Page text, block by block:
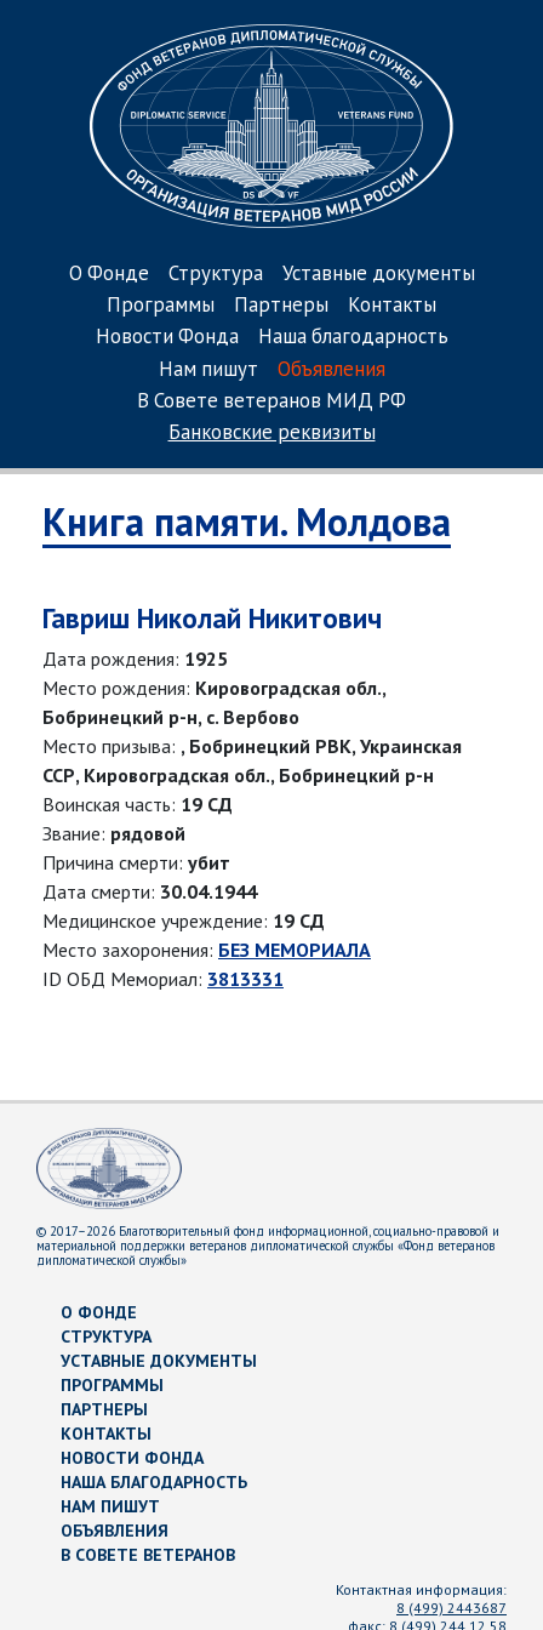
О Фонде Структура
Уставные документы
Программы
Партнеры
Контакты
Новости Фонда
Наша благодарность
Нам пишут
Объявления
В Совете ветеранов МИД РФ
Банковские реквизиты
Книга памяти. Молдова
Гавриш Николай Никитович
Дата рождения: 1925
Место рождения: Кировоградская обл.,
Бобринецкий р-н, с. Вербово
Место призыва: , Бобринецкий РВК, Украинская
ССР, Кировоградская обл., Бобринецкий р-н
Воинская часть: 19 СД
Звание: рядовой
Причина смерти: убит
Дата смерти: 30.04.1944
Медицинское учреждение: 19 СД
Место захоронения: БЕЗ МЕМОРИАЛА
ID ОБД Мемориал: 3813331
© 2017–2026 Благотворительный фонд информационной, социально-правовой и
материальной поддержки ветеранов дипломатической службы «Фонд ветеранов
дипломатической службы»
О ФОНДЕ
СТРУКТУРА
УСТАВНЫЕ ДОКУМЕНТЫ
ПРОГРАММЫ
ПАРТНЕРЫ
КОНТАКТЫ
НОВОСТИ ФОНДА
НАША БЛАГОДАРНОСТЬ
НАМ ПИШУТ
ОБЪЯВЛЕНИЯ
В СОВЕТЕ ВЕТЕРАНОВ
Контактная информация:
8 (499) 2443687
факс: 8 (499) 244 12 58